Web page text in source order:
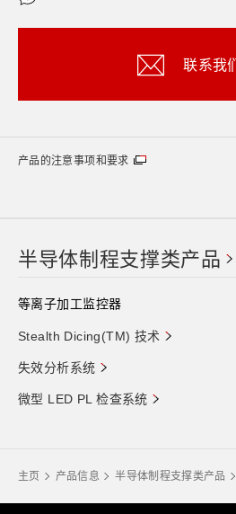
联系我们
产品的注意事项和要求
半导体制程支撑类产品
等离子加工监控器
Stealth Dicing(TM) 技术
失效分析系统
微型 LED PL 检查系统
主页 产品信息 半导体制程支撑类产品